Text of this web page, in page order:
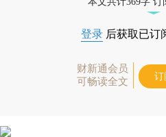
登录 后获取已订
财新通会员
可畅读全文
订